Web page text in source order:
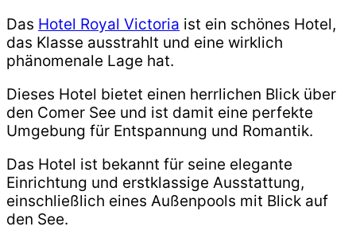
Das Hotel Royal Victoria ist ein schönes Hotel,
das Klasse ausstrahlt und eine wirklich
phänomenale Lage hat.
Dieses Hotel bietet einen herrlichen Blick über
den Comer See und ist damit eine perfekte
Umgebung für Entspannung und Romantik.
Das Hotel ist bekannt für seine elegante
Einrichtung und erstklassige Ausstattung,
einschließlich eines Außenpools mit Blick auf
den See.